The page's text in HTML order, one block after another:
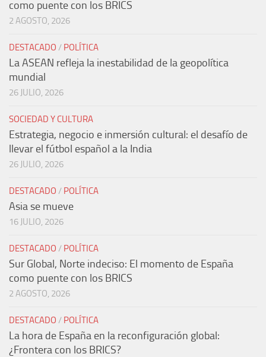
como puente con los BRICS
2 AGOSTO, 2026
DESTACADO / POLÍTICA
La ASEAN refleja la inestabilidad de la geopolítica
mundial
26 JULIO, 2026
SOCIEDAD Y CULTURA
Estrategia, negocio e inmersión cultural: el desafío de
llevar el fútbol español a la India
26 JULIO, 2026
DESTACADO / POLÍTICA
Asia se mueve
16 JULIO, 2026
DESTACADO / POLÍTICA
Sur Global, Norte indeciso: El momento de España
como puente con los BRICS
2 AGOSTO, 2026
DESTACADO / POLÍTICA
La hora de España en la reconfiguración global:
¿Frontera con los BRICS?